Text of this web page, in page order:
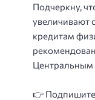
Подчеркну,
увеличивают
кредитам
Центральным
👉